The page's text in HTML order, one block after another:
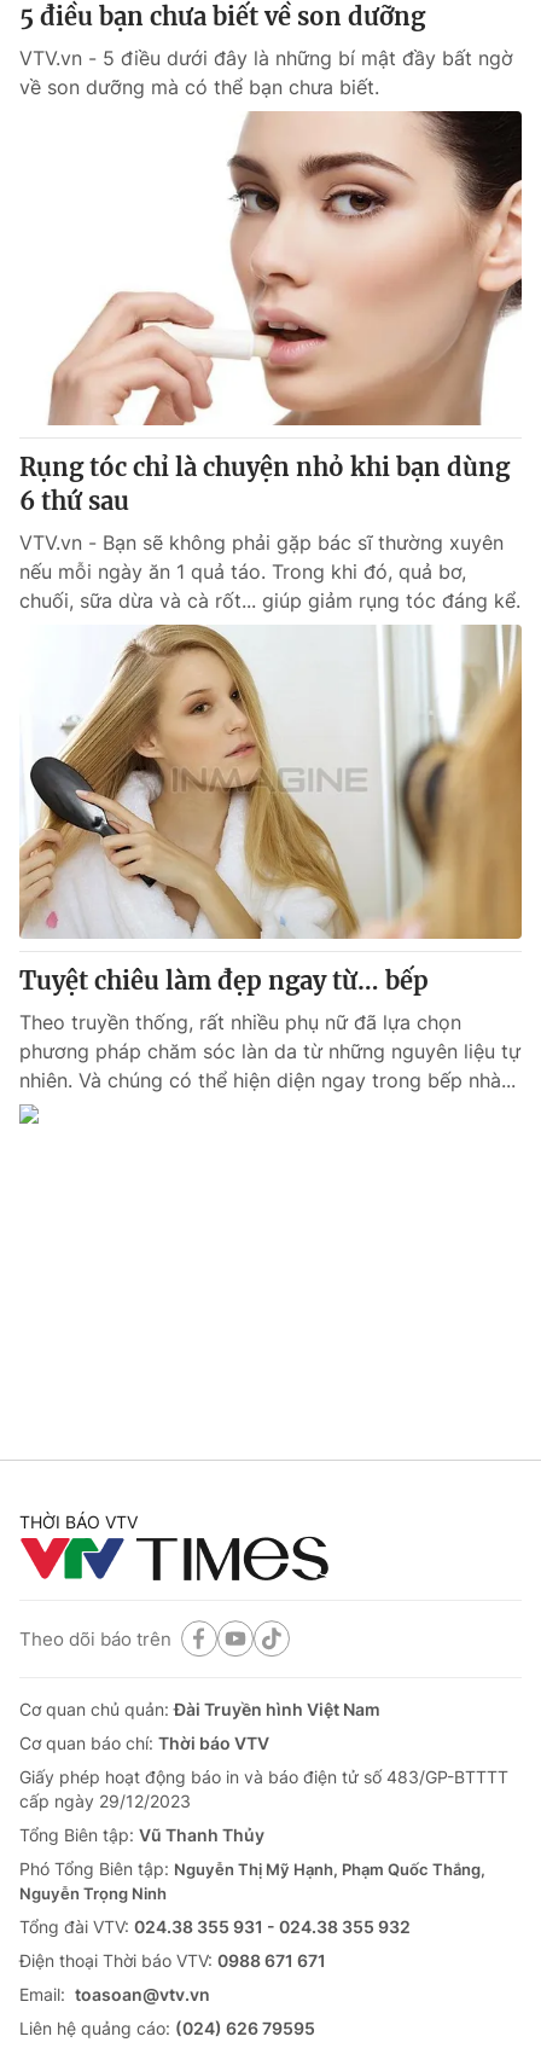
VTV9
Liên hệ tòa soạn English
Theo dõi báo trên
Cơ quan chủ quản: Đài Truyền hình Việt Nam
Cơ quan báo chí: Thời báo VTV
Giấy phép hoạt động báo in và báo điện tử số 483/GP-BTTTT
cấp ngày 29/12/2023
Tổng Biên tập: Vũ Thanh Thủy
Phó Tổng Biên tập: Nguyễn Thị Mỹ Hạnh, Phạm Quốc Thắng,
Nguyễn Trọng Ninh
Tổng đài VTV:024.38 355 931 - 024.38 355 932
Ðiện thoại Thời báo VTV:
024.66 897 897
toasoan@vtv.vn
Liên hệ quảng cáo:024-7300.7108
® Cấm sao chép dưới mọi hình thức nếu không có sự chấp
thuận bằng văn bản. Ghi rõ nguồn VTV.vn khi phát hành lại
thông tin từ website này.
5 điều bạn chưa biết về son dưỡng
VTV.vn - 5 điều dưới đây là những bí mật đầy bất ngờ
về son dưỡng mà có thể bạn chưa biết.
Rụng tóc chỉ là chuyện nhỏ khi bạn dùng
6 thứ sau
VTV.vn - Bạn sẽ không phải gặp bác sĩ thường xuyên
nếu mỗi ngày ăn 1 quả táo. Trong khi đó, quả bơ,
chuối, sữa dừa và cà rốt... giúp giảm rụng tóc đáng kể.
Tuyệt chiêu làm đẹp ngay từ… bếp
Theo truyền thống, rất nhiều phụ nữ đã lựa chọn
phương pháp chăm sóc làn da từ những nguyên liệu tự
nhiên. Và chúng có thể hiện diện ngay trong bếp nhà...
THỜI BÁO VTV
Theo dõi báo trên
Cơ quan chủ quản:Đài Truyền hình Việt Nam
Cơ quan báo chí: Thời báo VTV
Giấy phép hoạt động báo in và báo điện tử số 483/GP-BTTTT
cấp ngày 29/12/2023
Tổng Biên tập: Vũ Thanh Thủy
Phó Tổng Biên tập: Nguyễn Thị Mỹ Hạnh, Phạm Quốc Thắng,
Nguyễn Trọng Ninh
Tổng đài VTV: 024.38 355 931 - 024.38 355 932
Ðiện thoại Thời báo VTV: 0988 671 671
Email: toasoan@vtv.vn
Liên hệ quảng cáo: (024) 626 79595